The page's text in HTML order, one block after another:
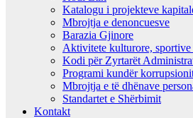
Katalogu i projekteve
Mbrojtja e denoncuesve
Barazia Gjinore
Aktivitete kulturore,
Kodi për Zyrtarët
Programi kundër
Mbrojtja e të dhënave
Standartet e Shërbimit
Kontakt